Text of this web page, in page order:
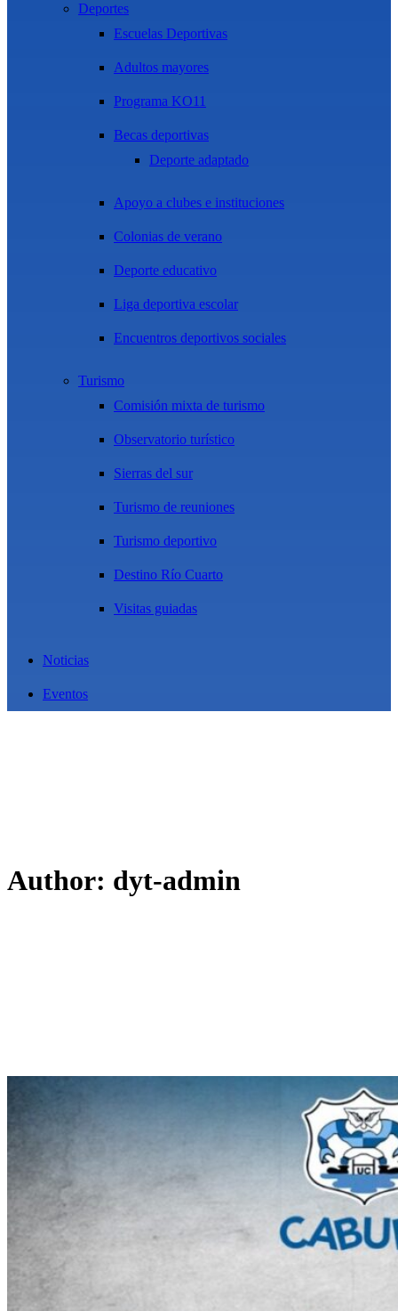
Deportes
Escuelas Deportivas
Adultos mayores
Programa KO11
Becas deportivas
Deporte adaptado
Apoyo a clubes e instituciones
Colonias de verano
Deporte educativo
Liga deportiva escolar
Encuentros deportivos sociales
Turismo
Comisión mixta de turismo
Observatorio turístico
Sierras del sur
Turismo de reuniones
Turismo deportivo
Destino Río Cuarto
Visitas guiadas
Noticias
Eventos
Author: dyt-admin